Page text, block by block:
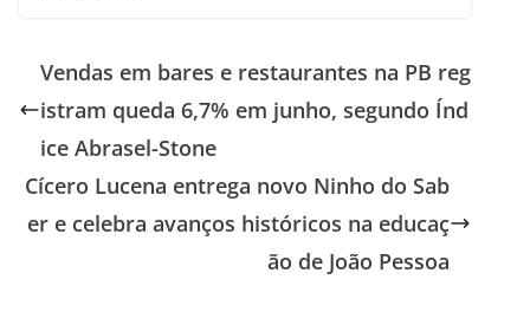
Vendas em bares e restaurantes na PB reg
istram queda 6,7% em junho, segundo Índ
ice Abrasel-Stone
Cícero Lucena entrega novo Ninho do Sab
er e celebra avanços históricos na educaç
ão de João Pessoa